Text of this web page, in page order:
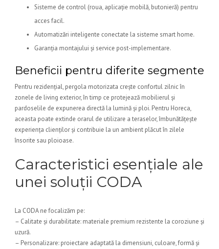
Sisteme de control (roua, aplicație mobilă, butonieră) pentru
acces facil.
Automatizări inteligente conectate la sisteme smart home.
Garanția montajului și service post-implementare.
Beneficii pentru diferite segmente
Pentru rezidențial, pergola motorizata crește confortul zilnic în
zonele de living exterior, în timp ce protejează mobilierul și
pardoselile de expunerea directă la lumină și ploi. Pentru Horeca,
aceasta poate extinde orarul de utilizare a teraselor, îmbunătățește
experiența clienților și contribuie la un ambient plăcut în zilele
însorite sau ploioase.
Caracteristici esențiale ale
unei soluții CODA
La CODA ne focalizăm pe:
– Calitate și durabilitate: materiale premium rezistente la coroziune și
uzură.
– Personalizare: proiectare adaptată la dimensiuni, culoare, formă și